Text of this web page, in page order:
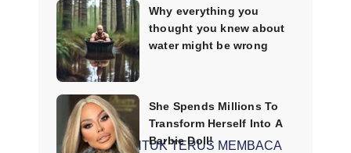
SCROLL UNTUK TERUS MEMBACA